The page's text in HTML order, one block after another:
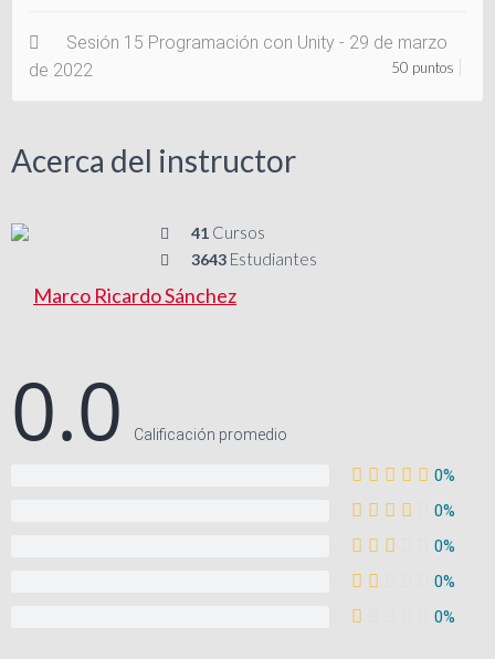
Sesión 15 Programación con Unity - 29 de marzo
de 2022
50 puntos
Acerca del instructor
41 Cursos
3643 Estudiantes
Marco Ricardo Sánchez
0.0 Calificación promedio
0%
0%
0%
0%
0%